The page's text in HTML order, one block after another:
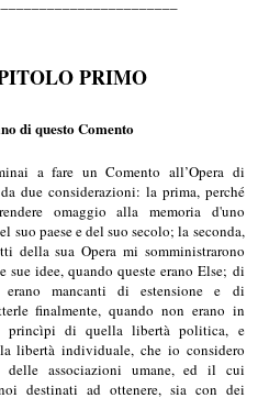
PRIMO
di questo Comento
a fare un Comento all’Opera di
due considerazioni: la prima, perché
omaggio alla memoria d'uno
suo paese e del suo secolo; la seconda,
della sua Opera mi somministrarono
idee, quando queste erano Else; di
erano mancanti di estensione e di
finalmente, quando non erano in
princìpi di quella libertà politica, e
libertà individuale, che io considero
associazioni umane, ed il cui
destinati ad ottenere, sia con dei